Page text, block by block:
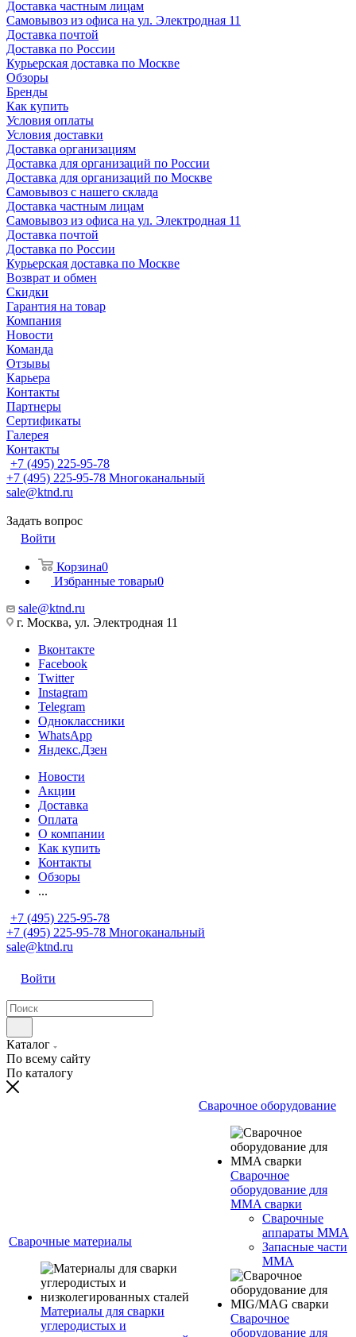
Доставка частным лицам
Самовывоз из офиса на ул. Электродная 11
Доставка почтой
Доставка по России
Курьерская доставка по Москве
Обзоры
Бренды
Как купить
Условия оплаты
Условия доставки
Доставка организациям
Доставка для организаций по России
Доставка для организаций по Москве
Самовывоз с нашего склада
Доставка частным лицам
Самовывоз из офиса на ул. Электродная 11
Доставка почтой
Доставка по России
Курьерская доставка по Москве
Возврат и обмен
Скидки
Гарантия на товар
Компания
Новости
Команда
Отзывы
Карьера
Контакты
Партнеры
Сертификаты
Галерея
Контакты
+7 (495) 225-95-78
+7 (495) 225-95-78 Многоканальный
sale@ktnd.ru
Задать вопрос
Войти
Корзина0
Избранные товары0
sale@ktnd.ru
г. Москва, ул. Электродная 11
Вконтакте
Facebook
Twitter
Instagram
Telegram
Одноклассники
WhatsApp
Яндекс.Дзен
Новости
Акции
Доставка
Оплата
О компании
Как купить
Контакты
Обзоры
...
+7 (495) 225-95-78
+7 (495) 225-95-78 Многоканальный
sale@ktnd.ru
Войти
Каталог
По всему сайту
По каталогу
Сварочные материалы
Материалы для сварки
углеродистых и
Сварочное оборудование
Сварочное
оборудование для
MMA сварки
Сварочные
аппараты MMA
Запасные части
MMA
Сварочное
оборудование для